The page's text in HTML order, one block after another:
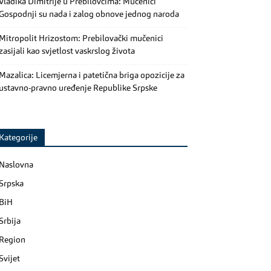
Dimitrije u Prebilovcima: Mučenici
su nada i zalog obnove jednog naroda
Hrizostom: Prebilovački mučenici
kao svjetlost vaskrslog života
Licemjerna i patetična briga opozicije za
pravno uređenje Republike Srpske